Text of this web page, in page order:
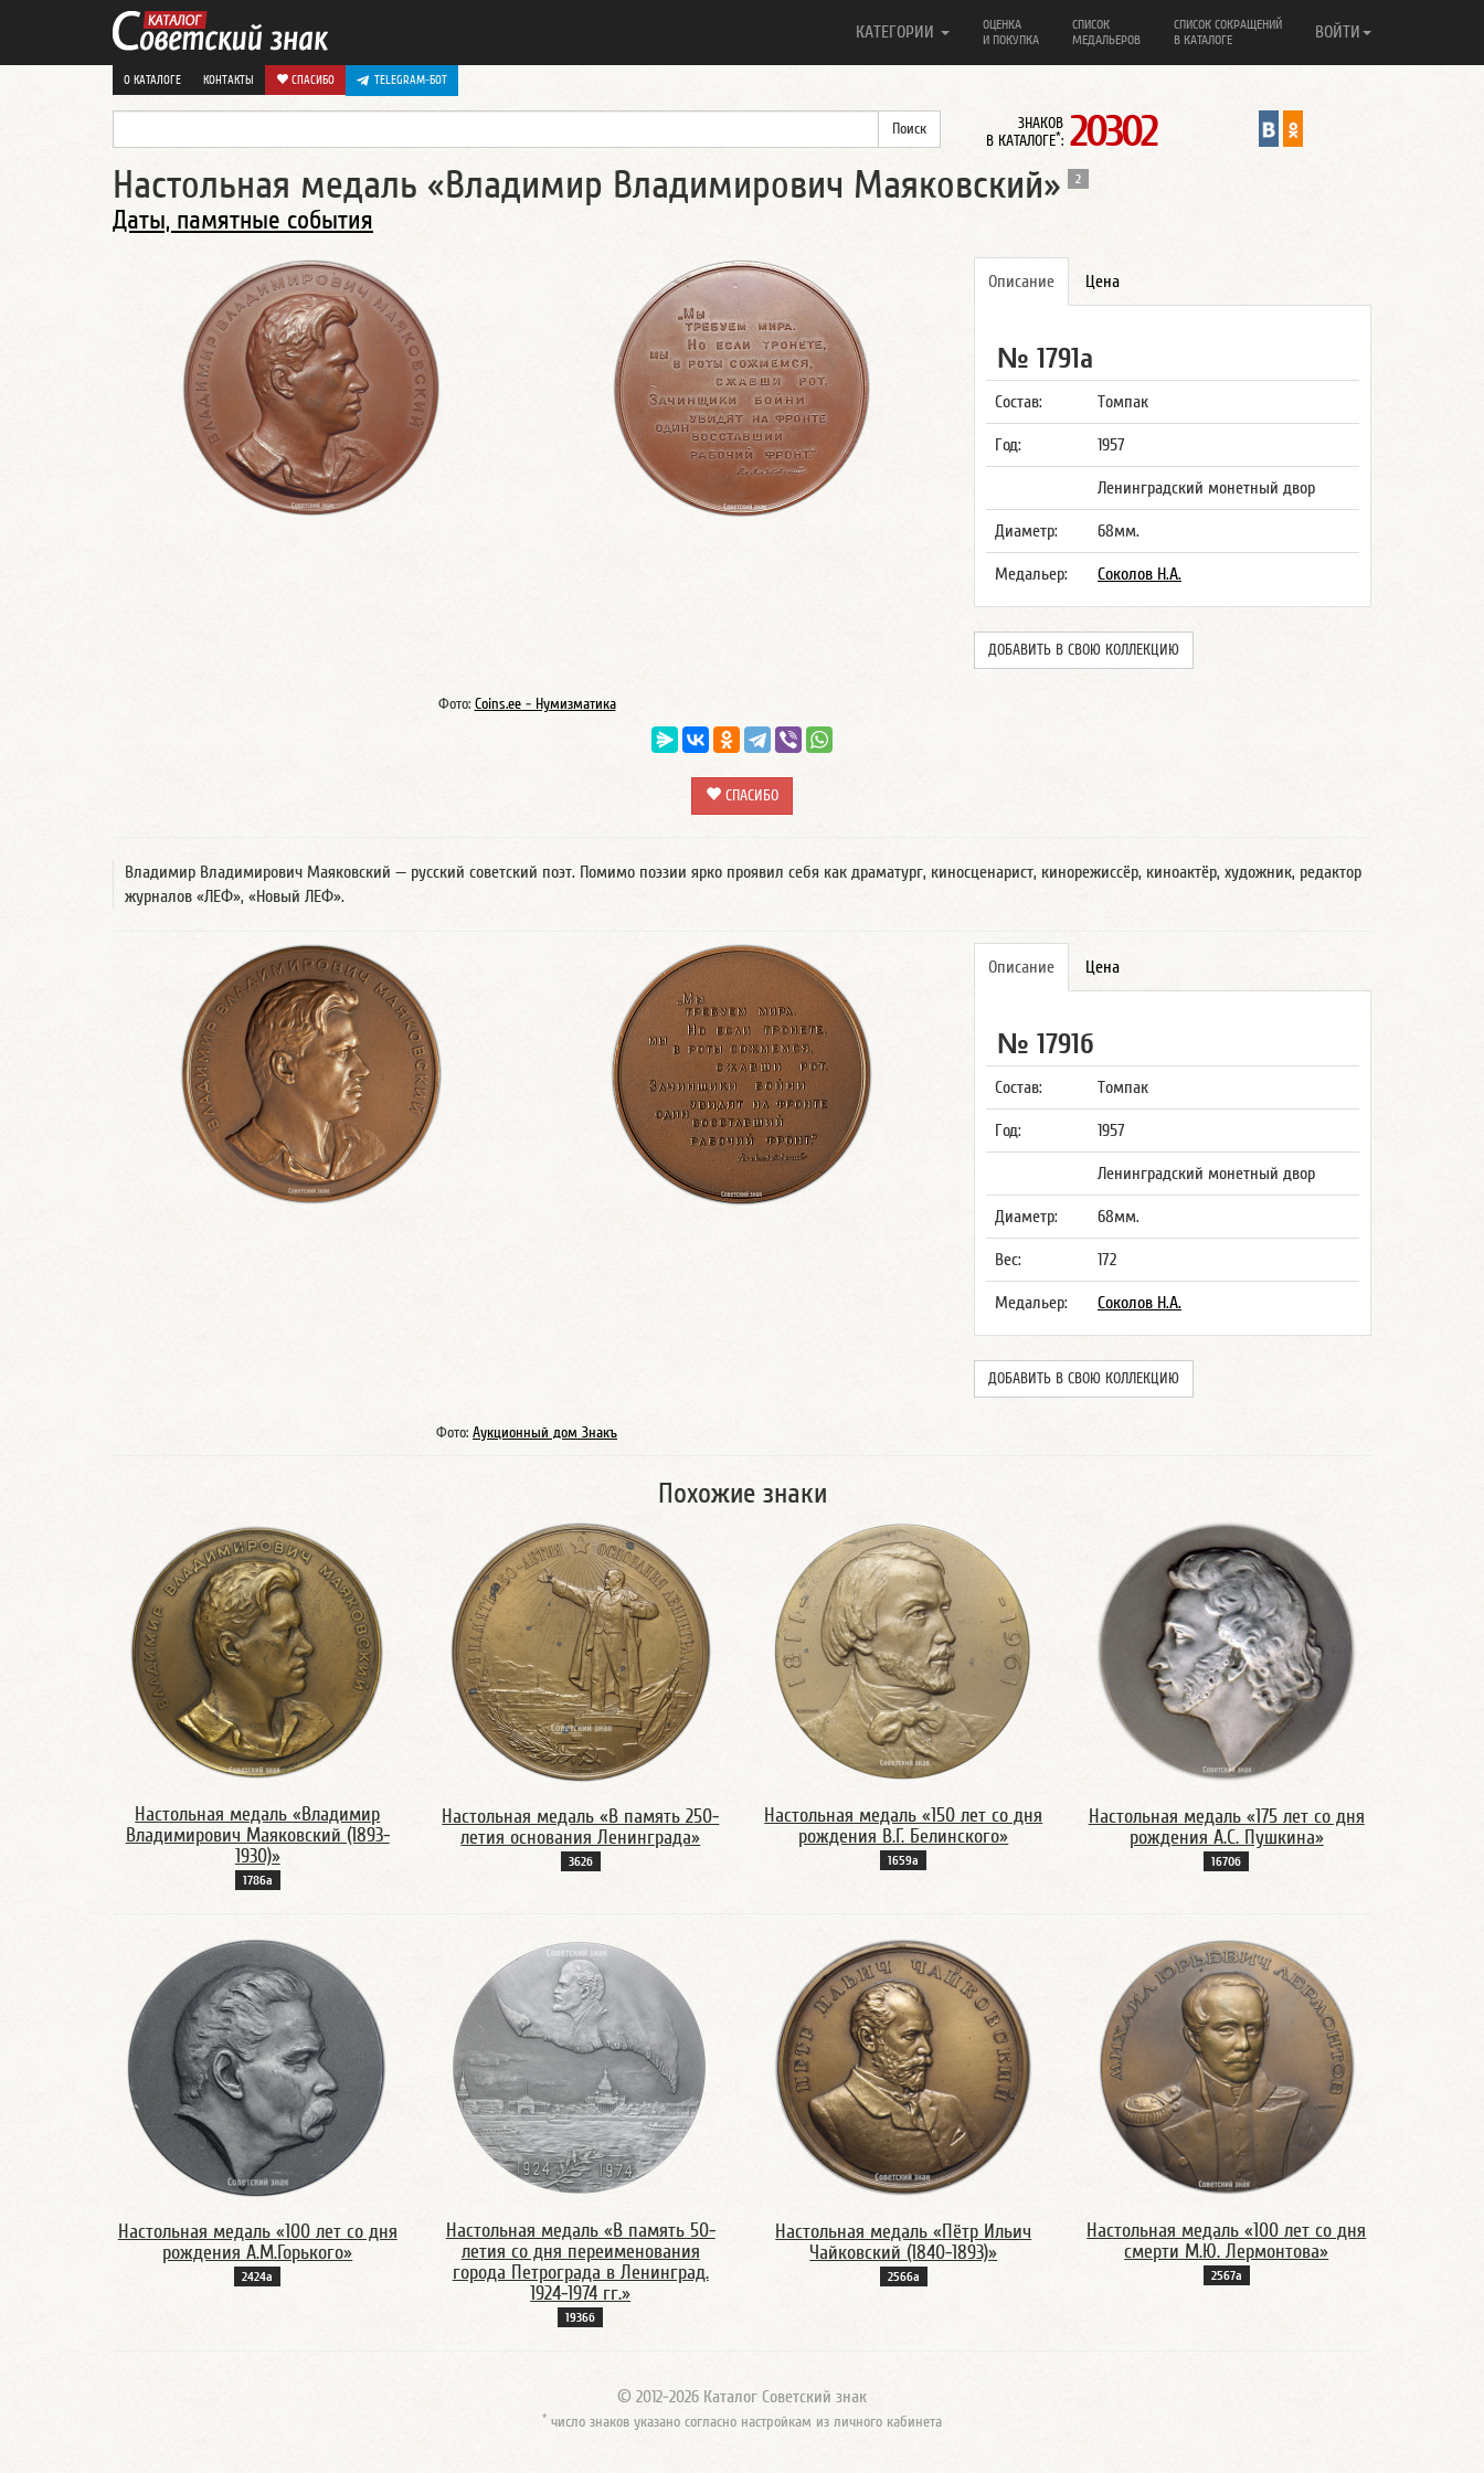
КАТЕГОРИИ
ОЦЕНКА
И ПОКУПКА
СПИСОК
МЕДАЛЬЕРОВ
СПИСОК СОКРАЩЕНИЙ
В КАТАЛОГЕ
ВОЙТИ
О КАТАЛОГЕ КОНТАКТЫ СПАСИБО TELEGRAM-БОТ
ЗНАКОВ
В КАТАЛОГЕ*: 20302
Настольная медаль «Владимир Владимирович Маяковский» 2
Даты, памятные события
Описание Цена
№ 1791а
Состав: Томпак
Год: 1957
Ленинградский монетный двор
Диаметр: 68мм.
Медальер: Соколов Н.А.
ДОБАВИТЬ В СВОЮ КОЛЛЕКЦИЮ
Фото: Coins.ee - Нумизматика
СПАСИБО
Владимир Владимирович Маяковский — русский советский поэт. Помимо поэзии ярко проявил себя как драматург, киносценарист, кинорежиссёр, киноактёр, художник, редактор
журналов «ЛЕФ», «Новый ЛЕФ».
Описание Цена
№ 1791б
Состав: Томпак
Год: 1957
Ленинградский монетный двор
Диаметр: 68мм.
Вес: 172
Медальер: Соколов Н.А.
ДОБАВИТЬ В СВОЮ КОЛЛЕКЦИЮ
Фото: Аукционный дом Знакъ
Похожие знаки
Настольная медаль «Владимир
Владимирович Маяковский (1893-
1930)»
1786а
Настольная медаль «В память 250-
летия основания Ленинграда»
362б
Настольная медаль «150 лет со дня
рождения В.Г. Белинского»
1659а
Настольная медаль «175 лет со дня
рождения А.С. Пушкина»
1670б
Настольная медаль «100 лет со дня
рождения А.М.Горького»
2424а
Настольная медаль «В память 50-
летия со дня переименования
города Петрограда в Ленинград.
1924-1974 гг.»
1936б
Настольная медаль «Пётр Ильич
Чайковский (1840-1893)»
2566а
Настольная медаль «100 лет со дня
смерти М.Ю. Лермонтова»
2567а
© 2012-2026 Каталог Советский знак
* число знаков указано согласно настройкам из личного кабинета